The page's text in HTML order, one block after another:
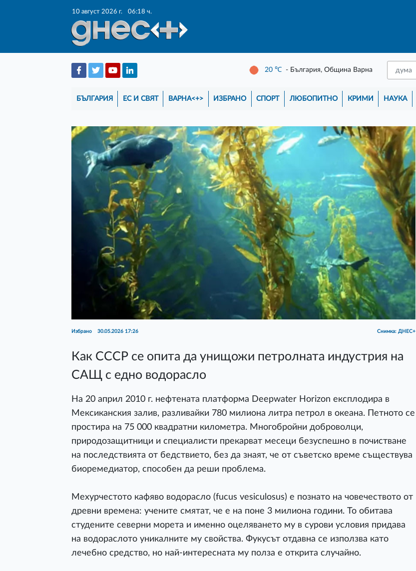
10 август 2026 г. 06:18 ч.
20 ℃ - България, Община Варна
БЪЛГАРИЯ ЕС И СВЯТ ВАРНА<+> ИЗБРАНО СПОРТ ЛЮБОПИТНО КРИМИ НАУКА
Избрано 30.05.2026 17:26 Снимка: ДНЕС+
Как СССР се опита да унищожи петролната индустрия на
САЩ с едно водорасло
На 20 април 2010 г. нефтената платформа Deepwater Horizon експлодира в
Мексиканския залив, разливайки 780 милиона литра петрол в океана. Петното се
простира на 75 000 квадратни километра. Многобройни доброволци,
природозащитници и специалисти прекарват месеци безуспешно в почистване
на последствията от бедствието, без да знаят, че от съветско време съществува
биоремедиатор, способен да реши проблема.
Мехурчестото кафяво водорасло (fucus vesiculosus) е познато на човечеството от
древни времена: учените смятат, че е на поне 3 милиона години. То обитава
студените северни морета и именно оцеляването му в сурови условия придава
на водораслото уникалните му свойства. Фукусът отдавна се използва като
лечебно средство, но най-интересната му полза е открита случайно.